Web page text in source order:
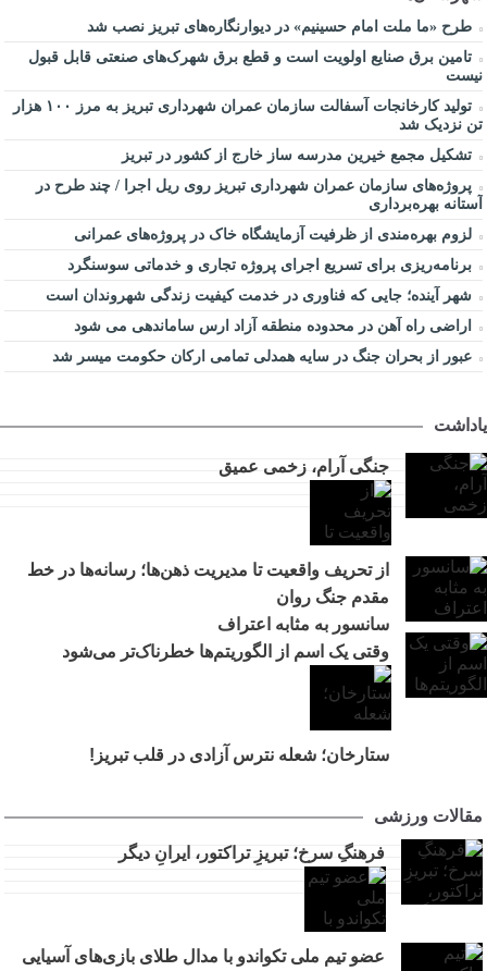
طرح «ما ملت امام حسینیم» در دیوارنگاره‌های تبریز نصب شد
تامین برق صنایع اولویت است و قطع برق شهرک‌های صنعتی قابل قبول
نیست
تولید کارخانجات آسفالت سازمان عمران شهرداری تبریز به مرز ۱۰۰ هزار
تن نزدیک شد
تشکیل مجمع خیرین مدرسه ‌ساز خارج از کشور در تبریز
پروژه‌های سازمان عمران شهرداری تبریز روی ریل اجرا / چند طرح در
آستانه بهره‌برداری
لزوم بهره‌مندی از ظرفیت آزمایشگاه خاک در پروژه‌های عمرانی
برنامه‌ریزی برای تسریع اجرای پروژه تجاری و خدماتی سوسنگرد
شهر آینده؛ جایی که فناوری در خدمت کیفیت زندگی شهروندان است
اراضی راه آهن در محدوده منطقه آزاد ارس ساماندهی می شود
عبور از بحران جنگ در سایه همدلی تمامی ارکان حکومت میسر شد
یاداشت
جنگی آرام، زخمی عمیق
از تحریف واقعیت تا مدیریت ذهن‌ها؛ رسانه‌ها در خط
مقدم جنگ روان
سانسور به مثابه اعتراف
وقتی یک اسم از الگوریتم‌ها خطرناک‌تر می‌شود
ستارخان؛ شعله نترس آزادی در قلب تبریز!
مقالات ورزشی
فرهنگِ سرخ؛ تبریزِ تراکتور، ایرانِ دیگر
عضو تیم ملی تکواندو با مدال طلای بازی‌های آسیایی